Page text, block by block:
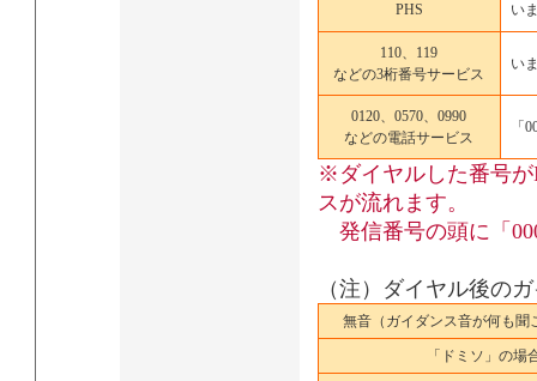
PHS い
110、119
などの3桁番号サービス
い
0120、0570、0990
などの電話サービス
「
※ダイヤルした番号が
スが流れます。
発信番号の頭に「
（注）ダイヤル後の
無音（ガイダンス音が何も
「ドミソ」の場